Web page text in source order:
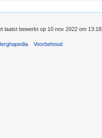
laatst bewerkt op 10 nov 2022 om 13:18.
Voorbehoud